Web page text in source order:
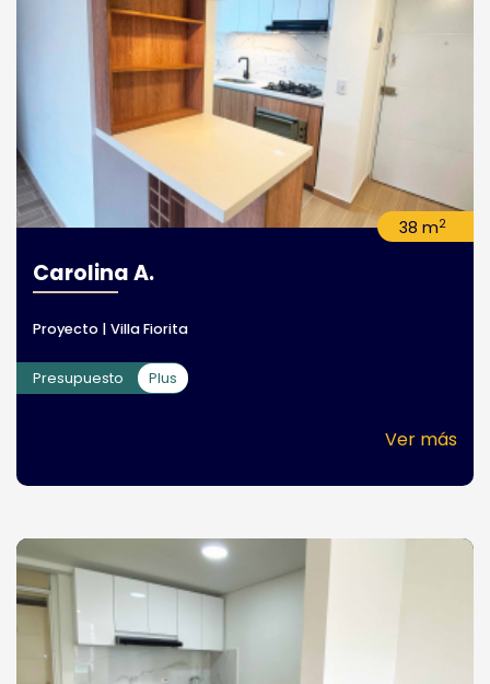
38 m2
Carolina A.
Proyecto | Villa Fiorita
Presupuesto Plus
Ver más